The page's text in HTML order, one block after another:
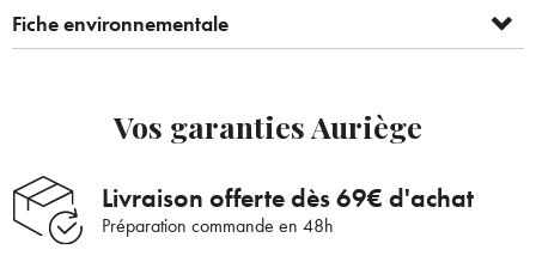
Supprimer le produit ? ×
Fiche environnementale
Vos garanties Auriège
Livraison offerte dès 69€ d'achat
Préparation commande en 48h
Bienvenue !
Pour être au courant de nos dernières